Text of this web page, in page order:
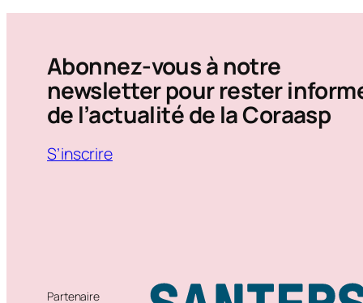
Abonnez-vous à notre
newsletter pour rester
de l’actualité de la Coraasp
S’inscrire
Partenaire